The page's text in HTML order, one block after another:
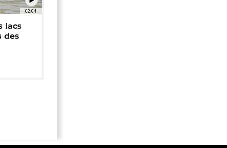
02:04
lacs
des